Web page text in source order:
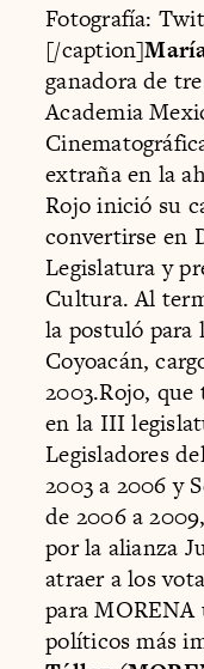
Fotografía:
[/caption]
ganadora de
Academia
extraña en la
Rojo inició su
convertirse en
Legislatura y
Cultura. Al
la postuló para
Coyoacán,
2003.Rojo,
en la III
Legisladores
2003 a 2006 y
de 2006 a
por la alianza
atraer a los
para MORENA
políticos más